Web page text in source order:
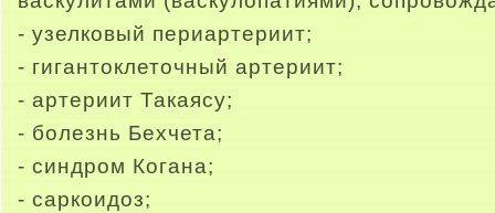
- узелковый периартериит;
- гигантоклеточный артериит;
- артериит Такаясу;
- болезнь Бехчета;
- синдром Когана;
- саркоидоз;